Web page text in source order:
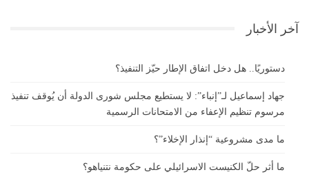
آخر الأخبار
دستوريًا.. هل دخل اتفاق الإطار حيّز التنفيذ؟
جهاد إسماعيل لـ”إنباء”: لا يستطيع مجلس شورى الدولة أن يُوقف تنفيذ
مرسوم تنظيم الإعفاء من الامتحانات الرسمية
ما مدى مشروعية “إنذار الإخلاء”؟
ما أثر حلّ الكنيست الاسرائيلي على حكومة نتنياهو؟